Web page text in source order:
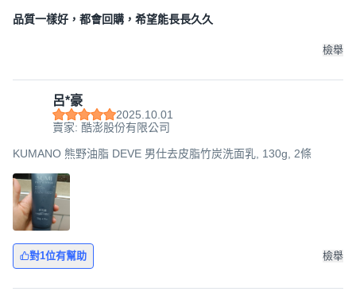
品質一樣好，都會回購，希望能長長久久
檢舉
呂*豪
2025.10.01
賣家: 酷澎股份有限公司
KUMANO 熊野油脂 DEVE 男仕去皮脂竹炭洗面乳, 130g, 2條
對1位有幫助 檢舉